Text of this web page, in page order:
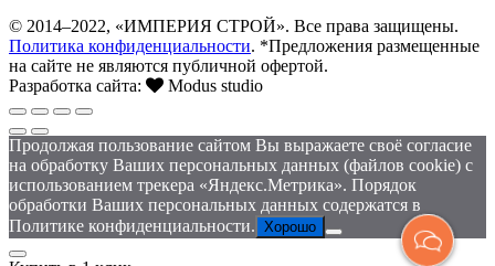
© 2014–2022, «ИМПЕРИЯ СТРОЙ». Все права защищены.
Политика конфиденциальности. *Предложения размещенные
на сайте не являются публичной офертой.
Разработка сайта:
Modus studio
Продолжая пользование сайтом Вы выражаете своё согласие
на обработку Ваших персональных данных (файлов cookie) с
использованием трекера «Яндекс.Метрика». Порядок
обработки Ваших персональных данных содержатся в
Политике конфиденциальности. Хорошо